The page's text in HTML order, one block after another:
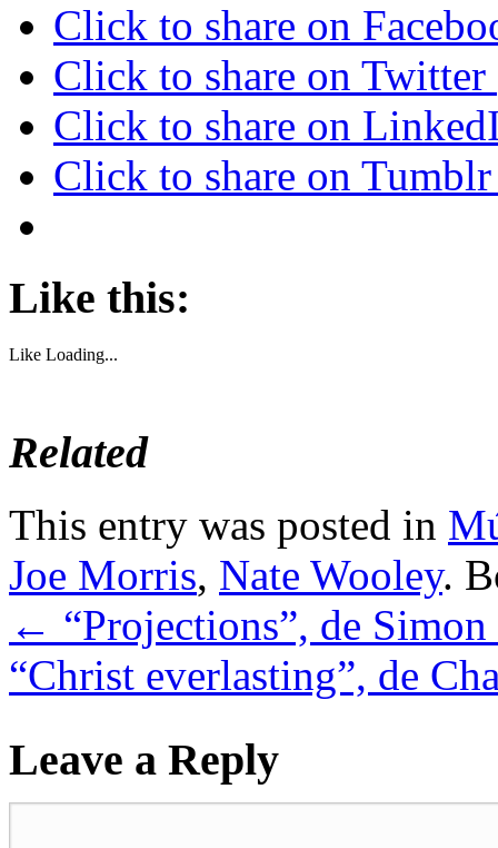
Click to share on
Click to share on
Click to share on
Click to share on
Like this:
Like Loading...
Related
This entry was posted in
Joe Morris, Nate Wooley.
← “Projections”, de
“Christ everlasting”, de
Leave a Reply